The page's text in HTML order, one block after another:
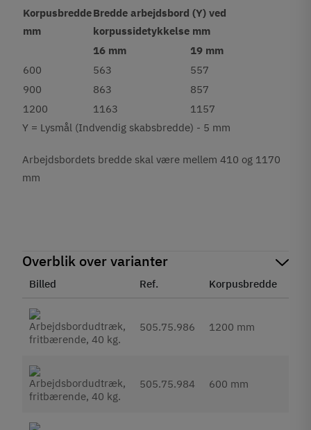
Korpusbredde
mm
Bredde arbejdsbord (Y) ved
korpussidetykkelse mm
16 mm
19 mm
600
563
557
900
863
857
1200
1163
1157
Y = Lysmål (Indvendig skabsbredde) - 5 mm
Arbejdsbordets bredde skal være mellem 410 og 1170
mm
Overblik over varianter
Billed Ref. Korpusbredde
505.75.986 1200 mm
505.75.984 600 mm